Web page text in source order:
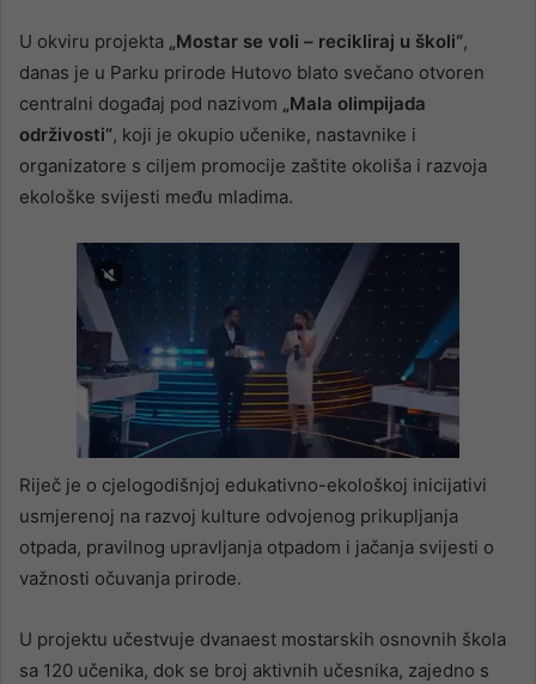
U okviru projekta „Mostar se voli – recikliraj u školi“,
danas je u Parku prirode Hutovo blato svečano otvoren
centralni događaj pod nazivom „Mala olimpijada
održivosti“, koji je okupio učenike, nastavnike i
organizatore s ciljem promocije zaštite okoliša i razvoja
ekološke svijesti među mladima.
Riječ je o cjelogodišnjoj edukativno-ekološkoj inicijativi
usmjerenoj na razvoj kulture odvojenog prikupljanja
otpada, pravilnog upravljanja otpadom i jačanja svijesti o
važnosti očuvanja prirode.
U projektu učestvuje dvanaest mostarskih osnovnih škola
sa 120 učenika, dok se broj aktivnih učesnika, zajedno s